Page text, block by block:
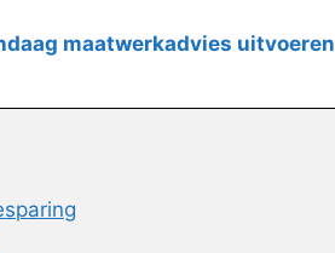
maatwerkadvies uitvoeren